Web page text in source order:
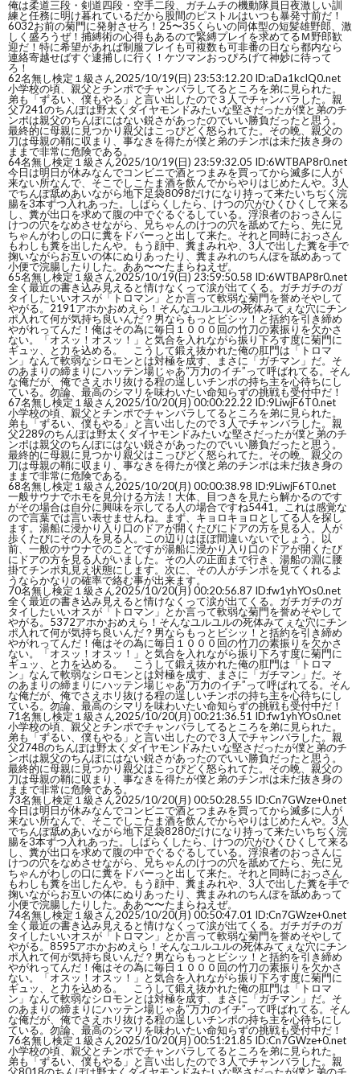
俺は柔道三段・剣道四段・空手二段、ガチムチの機動隊員日夜激しい訓
練と任務に明け暮れているだから股間のピストルはいつも暴発寸前だ！
6032お前の菊門に発射させろ！25〜35くらいの同体型の短髪雄野郎、激
しく盛ろうぜ！捕縛術の心得もあるので緊縛プレイを求めてるＭ野郎歓
迎だ！特に希望があれば制服プレイも可複数も可非番の日なら都内なら
連絡寄越せばすぐ逮捕しに行く！ケツマンおっぴろげて神妙に待って
ろ！
62名無し検定１級さん2025/10/19(日) 23:53:12.20 ID:aDa1kcIQ0.net
小学校の頃、親父とチンポでチャンバラしてるところを弟に見られた。
弟も「ずるい、僕もやる」と言い出したので３人でチャンバラした。親
父7241のちんぽは野太くダイヤモンドみたいな堅さだったが僕と弟のチ
ンポは親父のちんぽにはない鋭さがあったのでいい勝負だったと思う。
最終的に母親に見つかり親父はこっぴどく怒られてた。その晩、親父の
刀は母親の鞘に収まり、事なきを得たが僕と弟のチンポは未だ抜き身の
ままで非常に危険である。
64名無し検定１級さん2025/10/19(日) 23:59:32.05 ID:6WTBAP8r0.net
今日は明日が休みなんでコンビニで酒とつまみを買ってから滅多に人が
来ない所なんで、そこでしこたま酒を飲んでからやりはじめたんや。3人
でちんぽ舐めあいながら地下足袋8098だけになり持って来たいちぢく浣
腸を3本ずつ入れあった。しばらくしたら、けつの穴がひくひくして来る
し、糞が出口を求めて腹の中でぐるぐるしている。浮浪者のおっさんに
けつの穴をなめさせながら、兄ちゃんのけつの穴を舐めてたら、先に兄
ちゃんがわしの口に糞をドバーっと出して来た。それと同時におっさん
もわしも糞を出したんや。もう顔中、糞まみれや、3人で出した糞を手で
掬いながらお互いの体にぬりあったり、糞まみれのちんぽを舐めあって
小便で浣腸したりした。ああ〜〜たまらねえぜ。
65名無し検定１級さん2025/10/19(日) 23:59:50.58 ID:6WTBAP8r0.net
全く最近の書き込み見えると情けなくって涙が出てくる。ガチガチのガ
タイしたいいオスが「トロマン」とか言って軟弱な菊門を誉めそやして
やがる。2191アホかおめえら！そんなユルユルの死体みてぇな穴にチン
ポ入れて何が気持ち良いんだ？男ならもっとビシッ！と括約を引き締め
やがれってんだ！俺はその為に毎日１０００回の竹刀の素振りを欠かさ
ない。「オスッ！オスッ！」と気合を入れながら振り下ろす度に菊門に
ギュッ、と力を込める。 こうして鍛え抜かれた俺の肛門は「トロマ
ン」なんて軟弱なシロモンとは対極を成す、まさに「ガチマン」だ。そ
のあまりの締まりにハッテン場じゃあ“万力のイチ”って呼ばれてる。そん
な俺だが、俺でさえホリ抜ける程の逞しいチンポの持ち主を心待ちにし
ている。勿論、最高のシマリを味わいたい命知らずの挑戦も受付中だ！
67名無し検定１級さん2025/10/20(月) 00:00:22.22 ID:9LiwjF6T0.net
小学校の頃、親父とチンポでチャンバラしてるところを弟に見られた。
弟も「ずるい、僕もやる」と言い出したので３人でチャンバラした。親
父2289のちんぽは野太くダイヤモンドみたいな堅さだったが僕と弟のチ
ンポは親父のちんぽにはない鋭さがあったのでいい勝負だったと思う。
最終的に母親に見つかり親父はこっぴどく怒られてた。その晩、親父の
刀は母親の鞘に収まり、事なきを得たが僕と弟のチンポは未だ抜き身の
ままで非常に危険である。
68名無し検定１級さん2025/10/20(月) 00:00:38.98 ID:9LiwjF6T0.net
一般サウナでホモを見分ける方法！大体、目つきを見たら解かるのです
がその場合は自分に興味を示してる人の場合ですね5441。これは感覚な
ので言葉では言い表せませんね。まず、キョロキョロとしてる人を探し
ます。湯船に浸かり入り口のドアが開くたびにドアの方を見る人。人が
歩くたびにその人を見る人。この辺りはほぼ間違いないでしょう。以
前、一般のサウナでのことですが湯船に浸かり入り口のドアが開くたび
にドアの方を見る人がいました。その人の正面まで行き、湯船の淵に腰
掛てチンポ丸見え状態にします。次に、その人がチンポを見てくれるよ
うならかなりの確率で絡む事が出来ます。
70名無し検定１級さん2025/10/20(月) 00:20:56.87 ID:fw1yhYOs0.net
全く最近の書き込み見えると情けなくって涙が出てくる。ガチガチのガ
タイしたいいオスが「トロマン」とか言って軟弱な菊門を誉めそやして
やがる。5372アホかおめえら！そんなユルユルの死体みてぇな穴にチン
ポ入れて何が気持ち良いんだ？男ならもっとビシッ！と括約を引き締め
やがれってんだ！俺はその為に毎日１０００回の竹刀の素振りを欠かさ
ない。「オスッ！オスッ！」と気合を入れながら振り下ろす度に菊門に
ギュッ、と力を込める。 こうして鍛え抜かれた俺の肛門は「トロマ
ン」なんて軟弱なシロモンとは対極を成す、まさに「ガチマン」だ。そ
のあまりの締まりにハッテン場じゃあ“万力のイチ”って呼ばれてる。そん
な俺だが、俺でさえホリ抜ける程の逞しいチンポの持ち主を心待ちにし
ている。勿論、最高のシマリを味わいたい命知らずの挑戦も受付中だ！
71名無し検定１級さん2025/10/20(月) 00:21:36.51 ID:fw1yhYOs0.net
小学校の頃、親父とチンポでチャンバラしてるところを弟に見られた。
弟も「ずるい、僕もやる」と言い出したので３人でチャンバラした。親
父2748のちんぽは野太くダイヤモンドみたいな堅さだったが僕と弟のチ
ンポは親父のちんぽにはない鋭さがあったのでいい勝負だったと思う。
最終的に母親に見つかり親父はこっぴどく怒られてた。その晩、親父の
刀は母親の鞘に収まり、事なきを得たが僕と弟のチンポは未だ抜き身の
ままで非常に危険である。
73名無し検定１級さん2025/10/20(月) 00:50:28.55 ID:Cn7GWze+0.net
今日は明日が休みなんでコンビニで酒とつまみを買ってから滅多に人が
来ない所なんで、そこでしこたま酒を飲んでからやりはじめたんや。3人
でちんぽ舐めあいながら地下足袋8280だけになり持って来たいちぢく浣
腸を3本ずつ入れあった。しばらくしたら、けつの穴がひくひくして来る
し、糞が出口を求めて腹の中でぐるぐるしている。浮浪者のおっさんに
けつの穴をなめさせながら、兄ちゃんのけつの穴を舐めてたら、先に兄
ちゃんがわしの口に糞をドバーっと出して来た。それと同時におっさん
もわしも糞を出したんや。もう顔中、糞まみれや、3人で出した糞を手で
掬いながらお互いの体にぬりあったり、糞まみれのちんぽを舐めあって
小便で浣腸したりした。ああ〜〜たまらねえぜ。
74名無し検定１級さん2025/10/20(月) 00:50:47.01 ID:Cn7GWze+0.net
全く最近の書き込み見えると情けなくって涙が出てくる。ガチガチのガ
タイしたいいオスが「トロマン」とか言って軟弱な菊門を誉めそやして
やがる。8595アホかおめえら！そんなユルユルの死体みてぇな穴にチン
ポ入れて何が気持ち良いんだ？男ならもっとビシッ！と括約を引き締め
やがれってんだ！俺はその為に毎日１０００回の竹刀の素振りを欠かさ
ない。「オスッ！オスッ！」と気合を入れながら振り下ろす度に菊門に
ギュッ、と力を込める。 こうして鍛え抜かれた俺の肛門は「トロマ
ン」なんて軟弱なシロモンとは対極を成す、まさに「ガチマン」だ。そ
のあまりの締まりにハッテン場じゃあ“万力のイチ”って呼ばれてる。そん
な俺だが、俺でさえホリ抜ける程の逞しいチンポの持ち主を心待ちにし
ている。勿論、最高のシマリを味わいたい命知らずの挑戦も受付中だ！
76名無し検定１級さん2025/10/20(月) 00:51:21.85 ID:Cn7GWze+0.net
小学校の頃、親父とチンポでチャンバラしてるところを弟に見られた。
弟も「ずるい、僕もやる」と言い出したので３人でチャンバラした。親